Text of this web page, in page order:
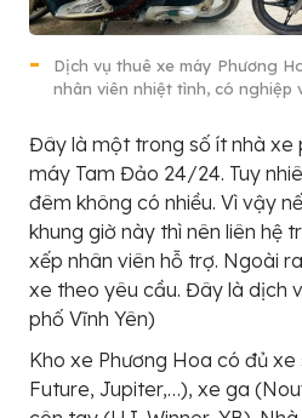
Dịch vụ thuê xe máy Phương
nhân viên nhiệt tình, có nghiệp
Đây là một trong số ít nhà xe
máy Tam Đảo 24/24. Tuy
đêm không có nhiều. Vì vậy
khung giờ này thì nên liên hệ
xếp nhân viên hỗ trợ. Ngoài
xe theo yêu cầu. Đây là dịch
phố Vĩnh Yên)
Kho xe Phương Hoa có đủ xe
Future, Jupiter,…), xe ga